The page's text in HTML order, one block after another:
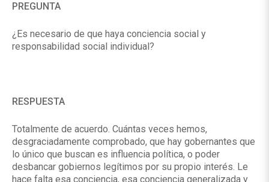
PREGUNTA
¿Es necesario de que haya conciencia social y
responsabilidad social individual?
RESPUESTA
Totalmente de acuerdo. Cuántas veces hemos,
desgraciadamente comprobado, que hay gobernantes que
lo único que buscan es influencia política, o poder
desbancar gobiernos legítimos por su propio interés. Le
hace falta esa conciencia, esa conciencia generalizada y